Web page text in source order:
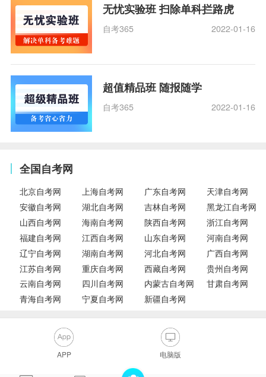
无忧实验班 扫除单科拦路虎
自考365 2022-01-16
超值精品班 随报随学
自考365 2022-01-16
全国自考网
北京自考网 上海自考网 广东自考网
天津自考网
安徽自考网
湖北自考网 吉林自考网
黑龙江自考网
山西自考网
海南自考网 陕西自考网
浙江自考网
福建自考网
江西自考网 山东自考网
河南自考网
辽宁自考网
湖南自考网 河北自考网
广西自考网
江苏自考网
重庆自考网 西藏自考网
贵州自考网
云南自考网
四川自考网 内蒙古自考网
甘肃自考网
青海自考网
宁夏自考网 新疆自考网
APP 电脑版